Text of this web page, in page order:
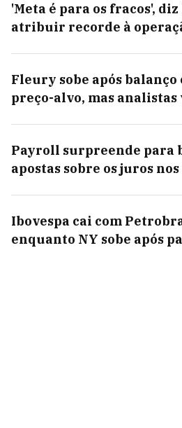
'Meta é para os fracos',
atribuir recorde à
Fleury sobe após balanço
preço-alvo, mas analistas
Payroll surpreende para
apostas sobre os juros nos
Ibovespa cai com
enquanto NY sobe após